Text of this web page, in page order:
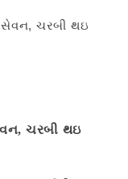
ચરબી થઇ